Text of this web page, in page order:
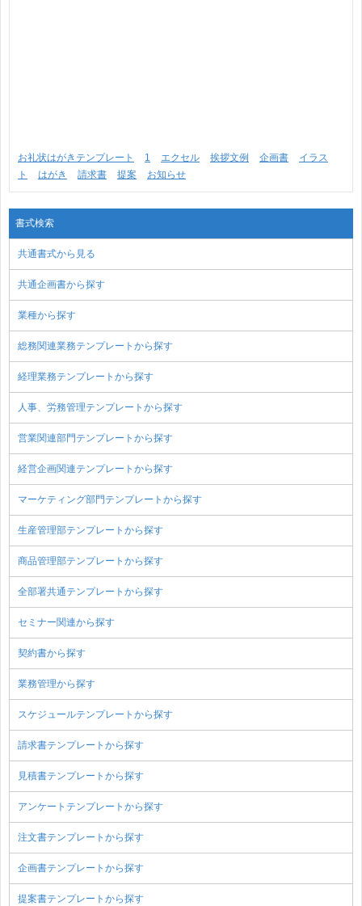
お礼状はがきテンプレート 1 エクセル 挨拶文例 企画書
イラス
ト
はがき 請求書 提案 お知らせ
書式検索
共通書式から見る
共通企画書から探す
業種から探す
総務関連業務テンプレートから探す
経理業務テンプレートから探す
人事、労務管理テンプレートから探す
営業関連部門テンプレートから探す
経営企画関連テンプレートから探す
マーケティング部門テンプレートから探す
生産管理部テンプレートから探す
商品管理部テンプレートから探す
全部署共通テンプレートから探す
セミナー関連から探す
契約書から探す
業務管理から探す
スケジュールテンプレートから探す
請求書テンプレートから探す
見積書テンプレートから探す
アンケートテンプレートから探す
注文書テンプレートから探す
企画書テンプレートから探す
提案書テンプレートから探す